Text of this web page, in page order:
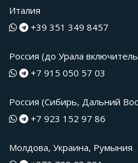
Италия
+39 351 349 8457
Россия (до Урала
+7 915 050 57 03
Россия (Сибирь, Дальний
+7 923 152 97 86
Молдова, Украина, Румыния